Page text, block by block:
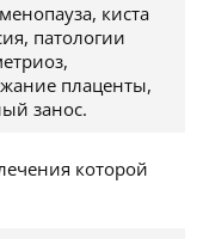
киста
патологии
плаценты,
занос.
которой